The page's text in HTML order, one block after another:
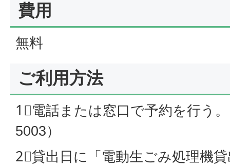
費用
無料
ご利用方法
1⃣電話または窓口で予約を行う
5003）
2⃣貸出日に「電動生ごみ処理機